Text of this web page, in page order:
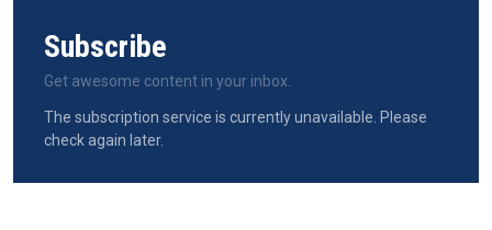
Subscribe
Get awesome content in your inbox.
The subscription service is currently unavailable. Please
check again later.